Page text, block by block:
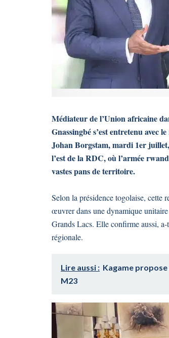
Médiateur de l’Union africaine
Gnassingbé s’est entretenu avec
Johan Borgstam, mardi 1er
l’est de la RDC, où l’armée
vastes pans de territoire.
Selon la présidence togolaise, cette
œuvrer dans une dynamique
Grands Lacs. Elle confirme aussi,
régionale.
Lire aussi : Kagame
M23